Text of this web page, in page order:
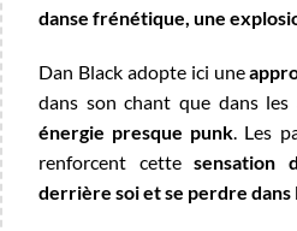
danse frénétique, une
Dan Black adopte ici une
dans son chant que dans les
énergie presque punk. Les
renforcent cette sensation
derrière soi et se perdre dans